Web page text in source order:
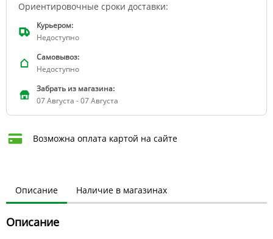
Ориентировочные сроки доставки:
Курьером:
Недоступно
Самовывоз:
Недоступно
Забрать из магазина:
07 Августа - 07 Августа
Возможна оплата картой на сайте
Описание Наличие в магазинах
Описание